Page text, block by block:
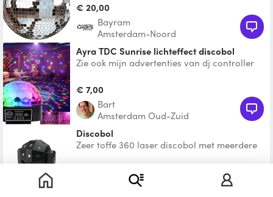
€ 20,00
Bayram
Amsterdam-Noord
Ayra TDC Sunrise lichteffect discobol
Zie ook mijn advertenties van dj controller
Productinformat
€ 7,00
Bart
Amsterdam Oud-Zuid
discobol
Zeer toffe 360 laser discobol met meerdere
Mokum Verhuur